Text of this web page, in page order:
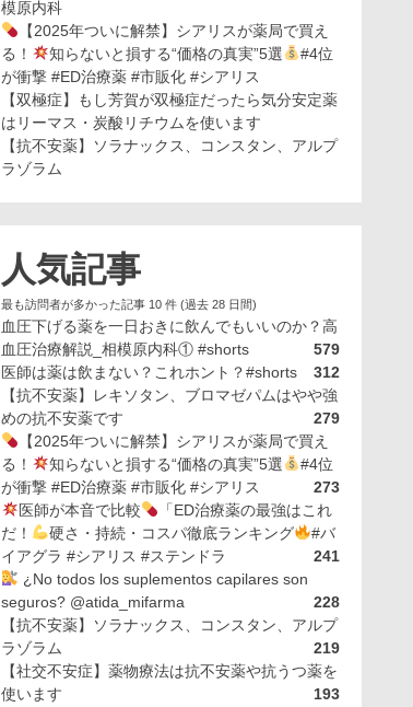
模原内科
【2025年ついに解禁】シアリスが薬局で買え
る！
知らないと損する“価格の真実”5選
#4位
が衝撃 #ED治療薬 #市販化 #シアリス
【双極症】もし芳賀が双極症だったら気分安定薬
はリーマス・炭酸リチウムを使います
【抗不安薬】ソラナックス、コンスタン、アルプ
ラゾラム
人気記事
最も訪問者が多かった記事 10 件 (過去 28 日間)
血圧下げる薬を一日おきに飲んでもいいのか？高
血圧治療解説_相模原内科① #shorts
579
医師は薬は飲まない？これホント？#shorts
312
【抗不安薬】レキソタン、ブロマゼパムはやや強
めの抗不安薬です
279
【2025年ついに解禁】シアリスが薬局で買え
る！
知らないと損する“価格の真実”5選
#4位
が衝撃 #ED治療薬 #市販化 #シアリス
273
医師が本音で比較
「ED治療薬の最強はこれ
だ！
硬さ・持続・コスパ徹底ランキング
#バ
イアグラ #シアリス #ステンドラ
241
¿No todos los suplementos capilares son
seguros? @atida_mifarma
228
【抗不安薬】ソラナックス、コンスタン、アルプ
ラゾラム
219
【社交不安症】薬物療法は抗不安薬や抗うつ薬を
使います
193